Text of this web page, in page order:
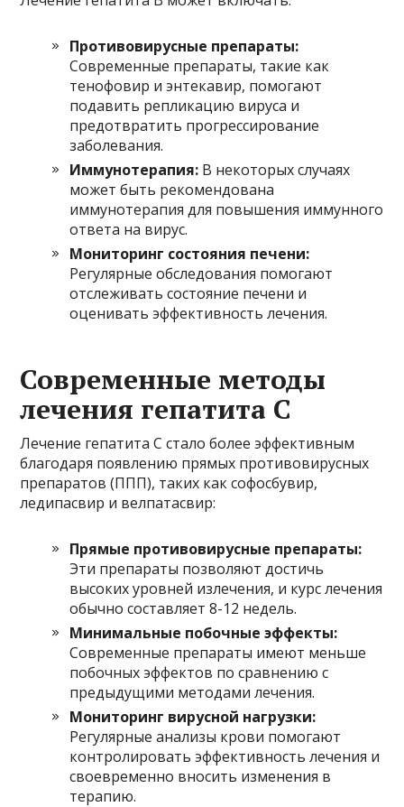
Противовирусные препараты:
Современные препараты, такие как
тенофовир и энтекавир, помогают
подавить репликацию вируса и
предотвратить прогрессирование
заболевания.
Иммунотерапия: В некоторых случаях
может быть рекомендована
иммунотерапия для повышения иммунного
ответа на вирус.
Мониторинг состояния печени:
Регулярные обследования помогают
отслеживать состояние печени и
оценивать эффективность лечения.
Современные методы
лечения гепатита C
Лечение гепатита C стало более эффективным
благодаря появлению прямых противовирусных
препаратов (ППП), таких как софосбувир,
ледипасвир и велпатасвир:
Прямые противовирусные препараты:
Эти препараты позволяют достичь
высоких уровней излечения, и курс лечения
обычно составляет 8-12 недель.
Минимальные побочные эффекты:
Современные препараты имеют меньше
побочных эффектов по сравнению с
предыдущими методами лечения.
Мониторинг вирусной нагрузки:
Регулярные анализы крови помогают
контролировать эффективность лечения и
своевременно вносить изменения в
терапию.